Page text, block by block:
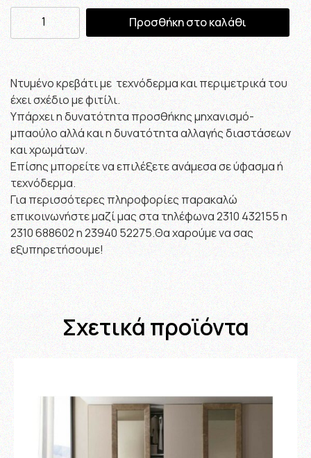
Προσθήκη στο καλάθι
Ντυμένο κρεβάτι με τεχνόδερμα και περιμετρικά του
έχει σχέδιο με φιτίλι.
Υπάρχει η δυνατότητα προσθήκης μηχανισμό-
μπαούλο αλλά και η δυνατότητα αλλαγής διαστάσεων
και χρωμάτων.
Επίσης μπορείτε να επιλέξετε ανάμεσα σε ύφασμα ή
τεχνόδερμα.
Για περισσότερες πληροφορίες παρακαλώ
επικοινωνήστε μαζί μας στα τηλέφωνα 2310 432155 η
2310 688602 η 23940 52275.Θα χαρούμε να σας
εξυπηρετήσουμε!
Σχετικά προϊόντα